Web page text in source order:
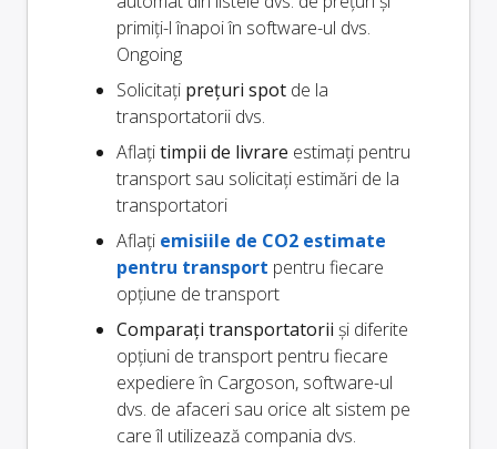
primiți-l înapoi în software-ul dvs.
Ongoing
Solicitați prețuri spot de la
transportatorii dvs.
Aflațitimpii de livrare estimați pentru
transport sau solicitați estimări de la
transportatori
Aflați emisiile de CO2 estimate
pentru transport pentru fiecare
opțiune de transport
Comparați transportatorii și diferite
opțiuni de transport pentru fiecare
expediere în Cargoson, software-ul
dvs. de afaceri sau orice alt sistem pe
care îl utilizează compania dvs.